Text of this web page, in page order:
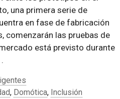
una primera serie de
en fase de fabricación
comenzarán las pruebas de
está previsto durante
, Domótica, Inclusión